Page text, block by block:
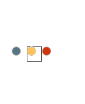
Farbe:Farbe:Farbe: